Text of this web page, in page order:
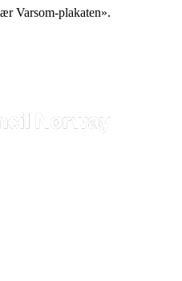
Varsom-plakaten».